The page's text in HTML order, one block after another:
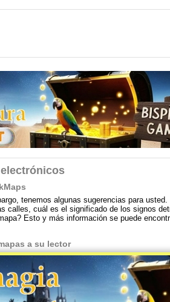
tenemos algunas sugerencias para
calles, cuál es el significado de los signos
Esto y más información se puede
a su lector
para los lectores (readers) de libros
lugar. En tu ciudad o tal vez de
de libros electrónicos? Éstos son algunos
©2011-2026 eBookMaps.com